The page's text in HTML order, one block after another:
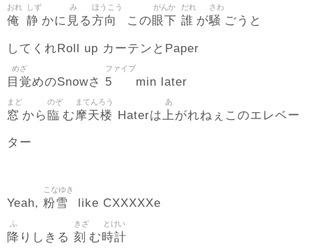
俺
おれ
静
しず
かに 見
み
る方向
ほうこう
この眼下
がんか
誰
だれ
が騒
さわ
ごうと
してくれRoll up カーテンとPaper
目覚
めざ
めのSnowさ 5
ファイブ
min later
窓
まど
から臨
のぞ
む摩天楼
まてんろう
Haterは上
あ
がれねぇこのエレベー
ター
Yeah, 粉雪
こなゆき
like CXXXXXe
降
ふ
りしきる 刻
きざ
む時計
とけい